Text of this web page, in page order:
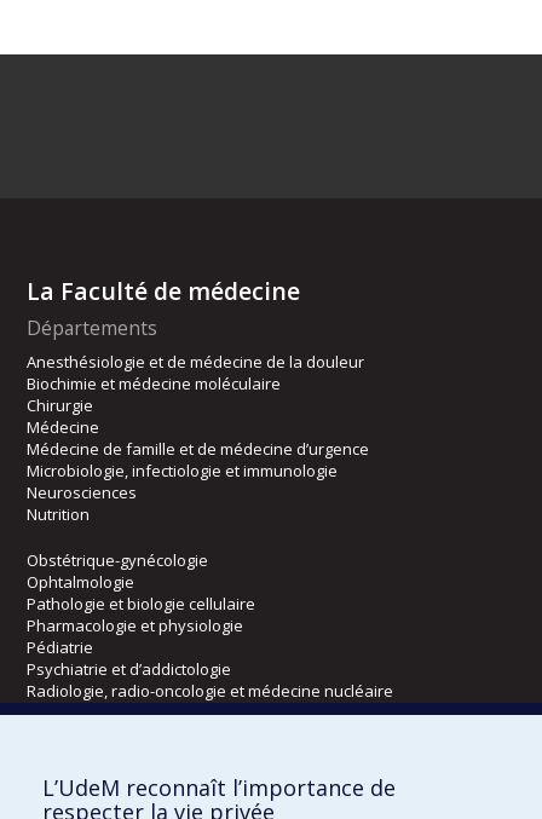
La Faculté de médecine
Départements
Anesthésiologie et de médecine de la douleur
Biochimie et médecine moléculaire
Chirurgie
Médecine
Médecine de famille et de médecine d’urgence
Microbiologie, infectiologie et immunologie
Neurosciences
Nutrition
Obstétrique-gynécologie
Ophtalmologie
Pathologie et biologie cellulaire
Pharmacologie et physiologie
Pédiatrie
Psychiatrie et d’addictologie
Radiologie, radio-oncologie et médecine nucléaire
Kinésiologie et des sciences de l’activité physique
L’UdeM reconnaît l’importance de
respecter la vie privée